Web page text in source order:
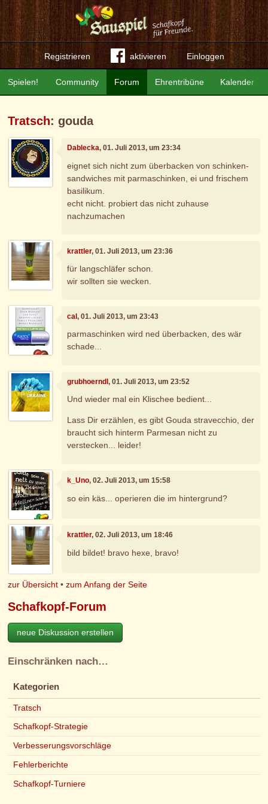
Registrieren aktivieren Einloggen
Community Forum Ehrentribüne Kalender
Spielen!
Tratsch: gouda
Dablecka, 01. Juli 2013, um 23:34
eignet sich nicht zum überbacken von schinken-
sandwiches mit parmaschinken, ei und frischem
basilikum.
echt nicht. probiert das nicht zuhause
nachzumachen
krattler, 01. Juli 2013, um 23:36
für langschläfer schon.
wir sollten sie wecken.
cal, 01. Juli 2013, um 23:43
parmaschinken wird ned überbacken, des wär
schade...
grubhoerndl, 01. Juli 2013, um 23:52
Und wieder mal ein Klischee bedient...
Lass Dir erzählen, es gibt Gouda stravecchio, der
braucht sich hinterm Parmesan nicht zu
verstecken... leider!
k_Uno, 02. Juli 2013, um 15:58
so ein käs... operieren die im hintergrund?
krattler, 02. Juli 2013, um 18:46
bild bildet! bravo hexe, bravo!
zur Übersicht •zum Anfang der Seite
Schafkopf-Forum
neue Diskussion erstellen
Einschränken nach…
Kategorien
Tratsch
Schafkopf-Strategie
Verbesserungsvorschläge
Fehlerberichte
Schafkopf-Turniere